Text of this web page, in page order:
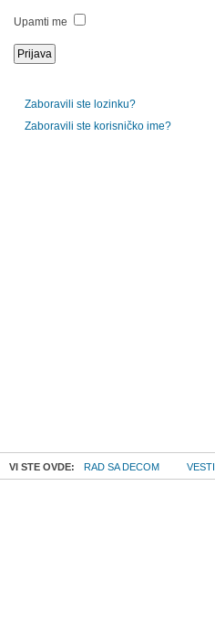
Upamti me
Zaboravili ste lozinku?
Zaboravili ste korisničko ime?
VI STE OVDE: RAD SA DECOM VESTI